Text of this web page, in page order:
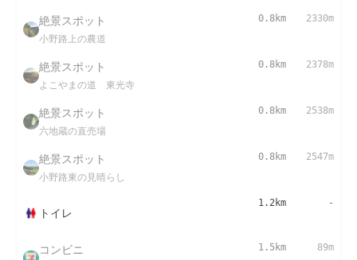
絶景スポット
小野路上の農道
0.8km 2330m
絶景スポット
よこやまの道 東光寺
0.8km 2378m
絶景スポット
六地蔵の直売場
0.8km 2538m
絶景スポット
小野路東の見晴らし
0.8km 2547m
トイレ
1.2km -
コンビニ 1.5km 89m